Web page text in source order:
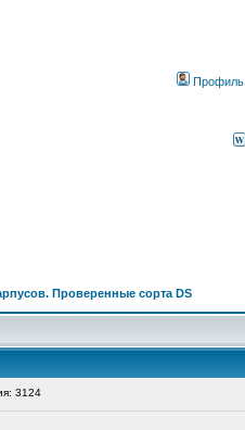
Профиль
Проверенные сорта DS
3124